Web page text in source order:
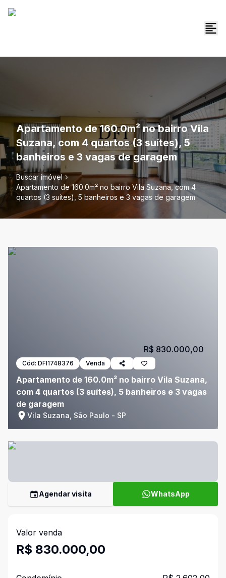
Apartamento de 160.0m² no bairro Vila
Suzana, com 4 quartos (3 suítes), 5
banheiros e 3 vagas de garagem
Buscar imóvel
Apartamento de 160.0m² no bairro Vila Suzana, com 4
quartos (3 suítes), 5 banheiros e 3 vagas de garagem
Cód: DFI1748376 Venda
Apartamento de 160.0m² no bairro Vila Suzana,
com 4 quartos (3 suítes), 5 banheiros e 3 vagas
de garagem
Vila Suzana, São Paulo - SP
R$ 830.000,00
Agendar visita WhatsApp
Valor venda
R$ 830.000,00